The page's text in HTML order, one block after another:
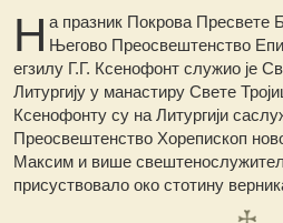
Н а празник Покрова Пресвете
Његово Преосвештенство
егзилу Г.Г. Ксенофонт служио је
Литургију у манастиру Свете
Ксенофонту су на Литургији
Преосвештенство Хорепископ
Максим и више
присуствовало око стотину